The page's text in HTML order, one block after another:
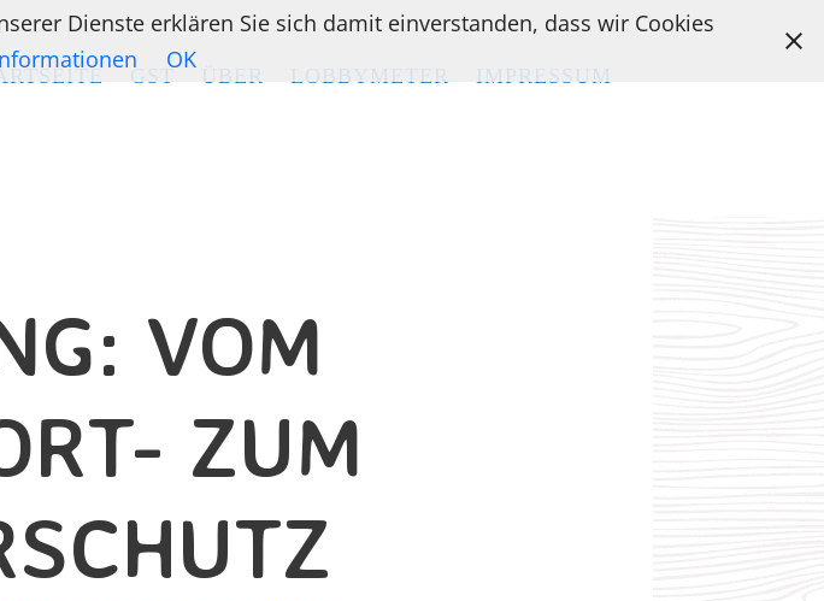
GST ÜBER LOBBYMETER IMPRESSUM
GST ÜBER LOBBYMETER IMPRESSUM
VOM
ZUM
Dienste erklären Sie sich damit einverstanden, dass wir Cookies
OK